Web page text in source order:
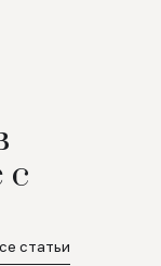
с
статьи